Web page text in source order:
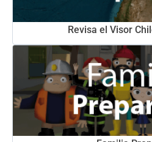
Revisa el Visor